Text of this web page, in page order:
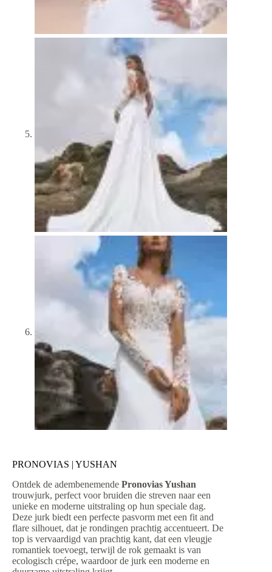
PRONOVIAS | YUSHAN
Ontdek de adembenemende Pronovias Yushan
trouwjurk, perfect voor bruiden die streven naar een
unieke en moderne uitstraling op hun speciale dag.
Deze jurk biedt een perfecte pasvorm met een fit and
flare silhouet, dat je rondingen prachtig accentueert. De
top is vervaardigd van prachtig kant, dat een vleugje
romantiek toevoegt, terwijl de rok gemaakt is van
ecologisch crépe, waardoor de jurk een moderne en